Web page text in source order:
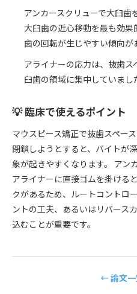
アンカースクリューで大臼歯
大臼歯の近心移動を最も効
歯の回転が生じやすい傾向が
アライナーの応力は、抜歯
臼歯の領域に集中していまし
💡 臨床で使えるポイント
マウスピース矯正で抜歯スペー
閉鎖しようとすると、バイトが
象が起きやすくなります。 アン
アライナーに直接ゴムを掛ける
クがあるため、ルートコントロ
ントの工夫、あるいはリバース
込むことが重要です。
← 論文一